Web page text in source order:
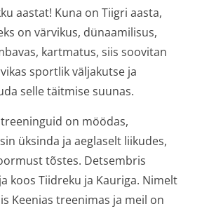
aastat! Kuna on Tiigri aasta,
on värvikus, dünaamilisus,
kartmatus, siis soovitan
sportlik väljakutse ja
selle täitmise suunas.
on möödas,
üksinda ja aeglaselt liikudes,
tõstes. Detsembris
koos Tiidreku ja Kauriga. Nimelt
Keenias treenimas ja meil on